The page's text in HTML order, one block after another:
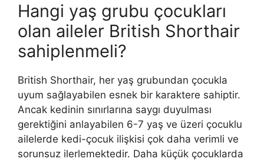
Hangi yaş grubu çocukları
olan aileler British Shorthair
sahiplenmeli?
British Shorthair, her yaş grubundan çocukla
uyum sağlayabilen esnek bir karaktere sahiptir.
Ancak kedinin sınırlarına saygı duyulması
gerektiğini anlayabilen 6-7 yaş ve üzeri çocuklu
ailelerde kedi-çocuk ilişkisi çok daha verimli ve
sorunsuz ilerlemektedir. Daha küçük çocuklarda